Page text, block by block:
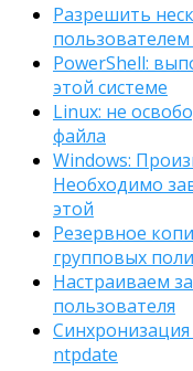
Разрешить
PowerShell:
этой системе
Linux: не
файла
Windows:
Необходимо
этой
Резервное
групповых
Настраиваем
пользователя
ntpdate